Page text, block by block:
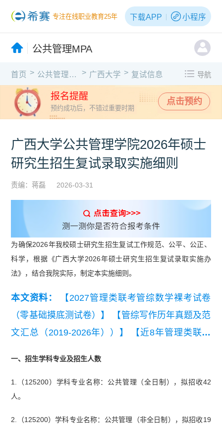
专注在线职业教育25年 下载APP 小程序
公共管理MPA
首页 > 公共管理MPA > 广西大学 > 复试信息 导航
报名提醒
预约成功后，不错过重要时期
点击预约
广西大学公共管理学院2026年硕士
研究生招生复试录取实施细则
责编：蒋磊 2026-03-31
为确保2026年我校硕士研究生招生复试工作规范、公平、公正、
科学，根据《广西大学2026年硕士研究生招生复试录取实施办
法》，结合我院实际，制定本实施细则。
本文资料：
【2027管理类联考管综数学裸考试卷
（零基础摸底测试卷）】
【管综写作历年真题及范
文汇总（2019-2026年））】
【近8年管理类联考
6）】 【2026管理类联考综合能力真题及答案【完
整版】】
一、招生学科专业及招生人数
1.（125200）学科专业名称：公共管理（全日制），拟招收42
人。
2.（125200）学科专业名称：公共管理（非全日制），拟招收19